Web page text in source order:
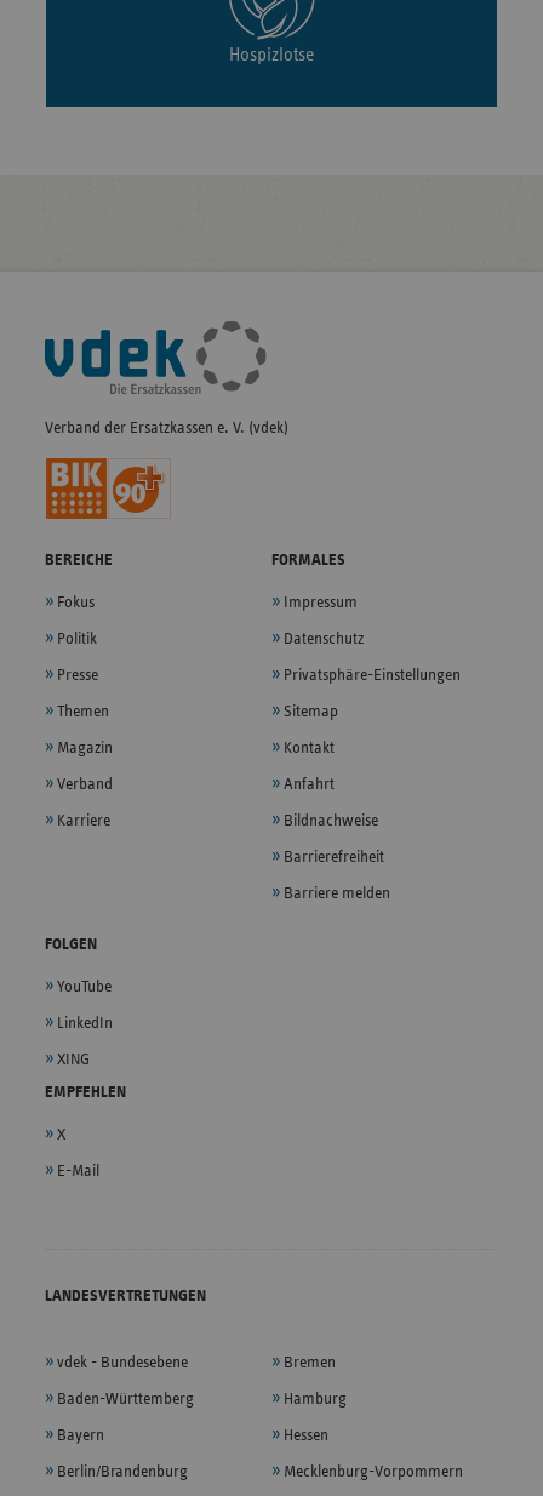
Hospizlotse
Fußleisten-
Navigation
Verband der Ersatzkassen e. V. (vdek)
BEREICHE
Fokus
Politik
Presse
Themen
Magazin
Verband
Karriere
FORMALES
Impressum
Datenschutz
Privatsphäre-Einstellungen
Sitemap
Kontakt
Anfahrt
Bildnachweise
Barrierefreiheit
Barriere melden
FOLGEN
YouTube
LinkedIn
XING
EMPFEHLEN
X
E-Mail
LANDESVERTRETUNGEN
vdek - Bundesebene
Baden-Württemberg
Bayern
Berlin/Brandenburg
Bremen
Hamburg
Hessen
Mecklenburg-Vorpommern